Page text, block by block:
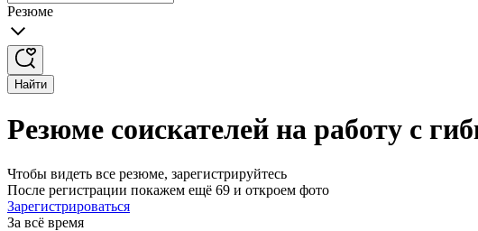
Резюме
Найти
Резюме соискателей на работу с
Чтобы видеть все резюме, зарегистрируйтесь
После регистрации покажем ещё 69 и откроем фото
Зарегистрироваться
За всё время